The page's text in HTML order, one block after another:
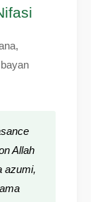
Allah